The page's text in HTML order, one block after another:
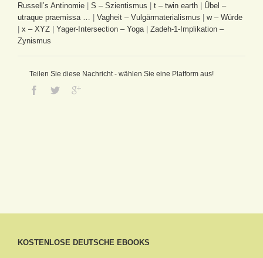
Russell’s Antinomie
S – Szientismus t – twin earth
Übel –
utraque praemissa …
Vagheit – Vulgärmaterialismus
w – Würde
x – XYZ Yager-Intersection – Yoga
Zadeh-1-Implikation –
Zynismus
Teilen Sie diese Nachricht - wählen Sie eine Platform aus!
KOSTENLOSE DEUTSCHE EBOOKS